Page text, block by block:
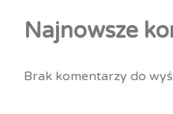
Najnowsze
Brak komentarzy do